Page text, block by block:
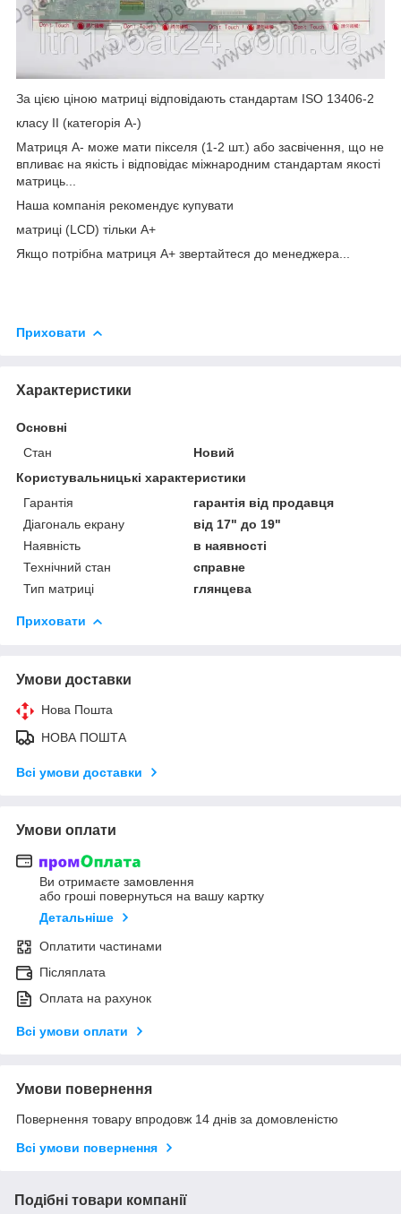
За цією ціною матриці відповідають стандартам ISO 13406-2
класу II (категорія А-)
Матриця А- може мати пікселя (1-2 шт.) або засвічення, що не
впливає на якість і відповідає міжнародним стандартам якості
матриць...
Наша компанія рекомендує купувати
матриці (LCD) тільки А+
Якщо потрібна матриця А+ звертайтеся до менеджера...
Приховати
Характеристики
Основні
Стан
Новий
Користувальницькі характеристики
Гарантія
гарантія від продавця
Діагональ екрану
від 17" до 19"
Наявність
в наявності
Технічний стан
справне
Тип матриці
глянцева
Приховати
Умови доставки
Нова Пошта
НОВА ПОШТА
Всі умови доставки
Умови оплати
Ви отримаєте замовлення
або гроші повернуться на вашу картку
Детальніше
Оплатити частинами
Післяплата
Оплата на рахунок
Всі умови оплати
Умови повернення
Повернення товару впродовж 14 днів за домовленістю
Всі умови повернення
Подібні товари компанії